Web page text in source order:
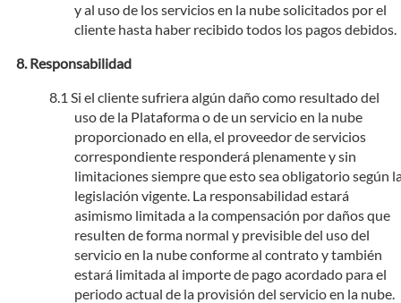
y al uso de los servicios en la nube solicitados por el
cliente hasta haber recibido todos los pagos debidos.
Responsabilidad
Si el cliente sufriera algún daño como resultado del
uso de la Plataforma o de un servicio en la nube
proporcionado en ella, el proveedor de servicios
correspondiente responderá plenamente y sin
limitaciones siempre que esto sea obligatorio según
legislación vigente. La responsabilidad estará
asimismo limitada a la compensación por daños que
resulten de forma normal y previsible del uso del
servicio en la nube conforme al contrato y también
estará limitada al importe de pago acordado para el
periodo actual de la provisión del servicio en la nube.